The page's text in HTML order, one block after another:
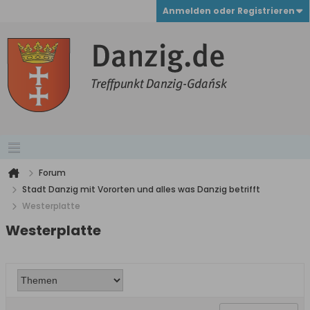
Anmelden oder Registrieren
Forum
Stadt Danzig mit Vororten und alles was Danzig betrifft
Westerplatte
Westerplatte